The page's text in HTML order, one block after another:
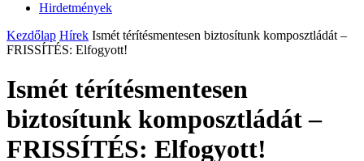
Hirdetmények
Kezdőlap Hírek Ismét térítésmentesen biztosítunk komposztládát –
FRISSÍTÉS: Elfogyott!
Ismét térítésmentesen
biztosítunk komposztládát –
FRISSÍTÉS: Elfogyott!